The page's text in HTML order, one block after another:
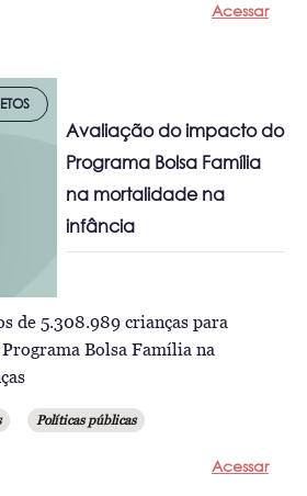
Acessar
Avaliação do impacto do
Programa Bolsa Família
na mortalidade na
infância
de 5.308.989 crianças para
Bolsa Família na
Políticas públicas
Acessar